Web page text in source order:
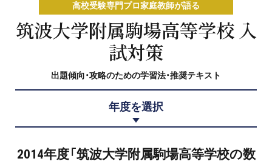
無料体験授業とは
プロ家庭教師の英検®対策
費用について
お申込みの流れ
高校受験専門プロ家庭教師が語る
筑波大学附属駒場高等学校 入
試対策
出題傾向・攻略のための学習法・推奨テキスト
年度を選択
2014年度「筑波大学附属駒場高等学校の数